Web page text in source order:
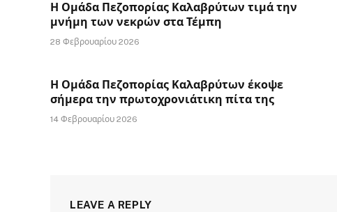
Η Ομάδα Πεζοπορίας Καλαβρύτων τιμά την
μνήμη των νεκρών στα Τέμπη
28 Φεβρουαρίου 2026
Η Ομάδα Πεζοπορίας Καλαβρύτων έκοψε
σήμερα την πρωτοχρονιάτικη πίτα της
14 Φεβρουαρίου 2026
LEAVE A REPLY